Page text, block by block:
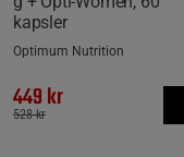
kapsler
Optimum Nutrition
449 kr
528 kr